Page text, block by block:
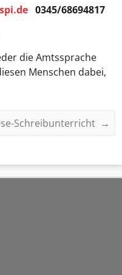
0345/68694817
die Amtssprache
Menschen dabei,
Schreibunterricht →